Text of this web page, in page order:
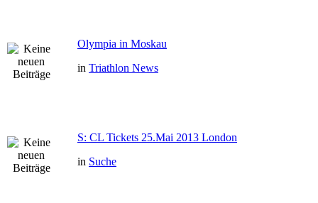
Olympia in Moskau
in Triathlon News
S: CL Tickets 25.Mai 2013 London
in Suche